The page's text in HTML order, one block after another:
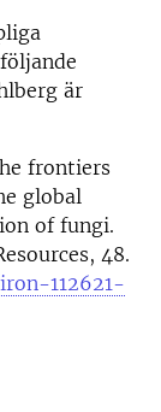
är
frontiers
global
of fungi.
48.
112621-